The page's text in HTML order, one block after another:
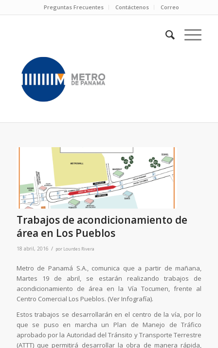
Preguntas Frecuentes Contáctenos Correo
Trabajos de acondicionamiento de
área en Los Pueblos
18 abril, 2016 / por Lourdes Rivera
Metro de Panamá S.A., comunica que a partir de mañana,
Martes 19 de abril, se estarán realizando trabajos de
acondicionamiento de área en la Vía Tocumen, frente al
Centro Comercial Los Pueblos. (Ver Infografía).
Estos trabajos se desarrollarán en el centro de la vía, por lo
que se puso en marcha un Plan de Manejo de Tráfico
aprobado por la Autoridad del Tránsito y Transporte Terrestre
(ATTT) que permitirá desarrollar la obra de manera rápida,